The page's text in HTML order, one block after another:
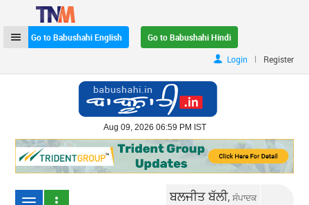
Go to Babushahi English
Go to Babushahi Hindi
Login
| Register
Aug 09, 2026 06:59 PM IST
ਬਲਜੀਤ ਬੱਲੀ,ਸੰਪਾਦਕ